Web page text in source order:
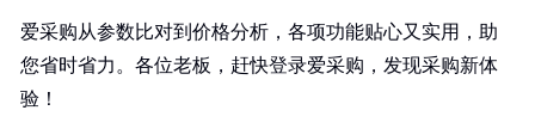
爱采购从参数比对到价格分析，各项功能贴心又实用，助
您省时省力。各位老板，赶快登录爱采购，发现采购新体
验！